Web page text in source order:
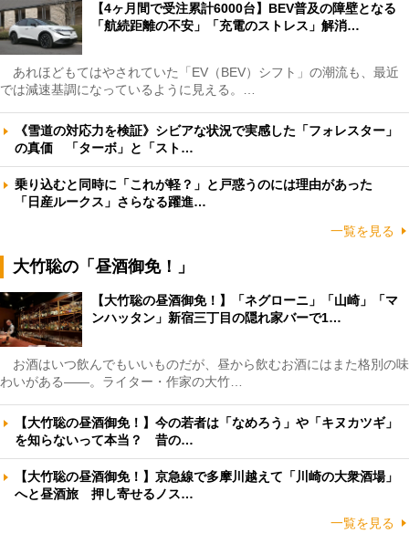
【4ヶ月間で受注累計6000台】BEV普及の障壁となる
「航続距離の不安」「充電のストレス」解消…
あれほどもてはやされていた「EV（BEV）シフト」の潮流も、最近
では減速基調になっているように見える。…
《雪道の対応力を検証》シビアな状況で実感した「フォレスター」
の真価 「ターボ」と「スト…
乗り込むと同時に「これが軽？」と戸惑うのには理由があった
「日産ルークス」さらなる躍進…
一覧を見る
大竹聡の「昼酒御免！」
【大竹聡の昼酒御免！】「ネグローニ」「山崎」「マ
ンハッタン」新宿三丁目の隠れ家バーで1…
お酒はいつ飲んでもいいものだが、昼から飲むお酒にはまた格別の味
わいがある――。ライター・作家の大竹…
【大竹聡の昼酒御免！】今の若者は「なめろう」や「キヌカツギ」
を知らないって本当？ 昔の…
【大竹聡の昼酒御免！】京急線で多摩川越えて「川崎の大衆酒場」
へと昼酒旅 押し寄せるノス…
一覧を見る